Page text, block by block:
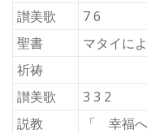
讃美歌
7 6
聖書
マタイに
祈祷
讃美歌
3 3 2
説教
「 幸福